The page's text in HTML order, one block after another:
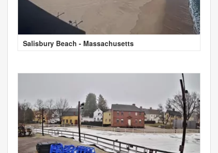
Salisbury Beach - Massachusetts